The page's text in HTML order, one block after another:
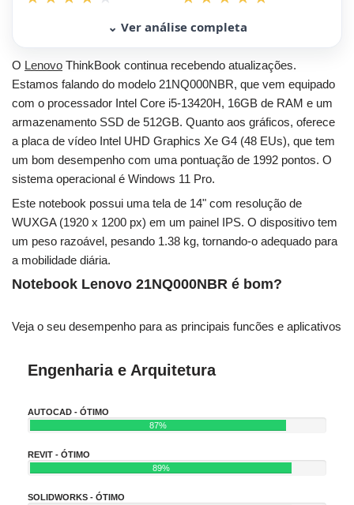
⌄ Ver análise completa
O Lenovo ThinkBook continua recebendo atualizações.
Estamos falando do modelo 21NQ000NBR, que vem equipado
com o processador Intel Core i5-13420H, 16GB de RAM e um
armazenamento SSD de 512GB. Quanto aos gráficos, oferece
a placa de vídeo Intel UHD Graphics Xe G4 (48 EUs), que tem
um bom desempenho com uma pontuação de 1992 pontos. O
sistema operacional é Windows 11 Pro.
Este notebook possui uma tela de 14" com resolução de
WUXGA (1920 x 1200 px) em um painel IPS. O dispositivo tem
um peso razoável, pesando 1.38 kg, tornando-o adequado para
a mobilidade diária.
Notebook Lenovo 21NQ000NBR é bom?
Veja o seu desempenho para as principais funcões e aplicativos
Engenharia e Arquitetura
AUTOCAD - ÓTIMO
87%
REVIT - ÓTIMO
89%
SOLIDWORKS - ÓTIMO